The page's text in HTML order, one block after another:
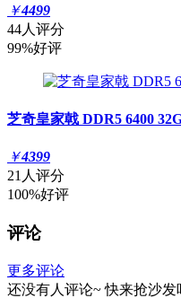
￥4499
44人评分
99%好评
芝奇皇家戟 DDR5 6400
￥4399
21人评分
100%好评
评论
更多评论
还没有人评论~ 快来抢沙发